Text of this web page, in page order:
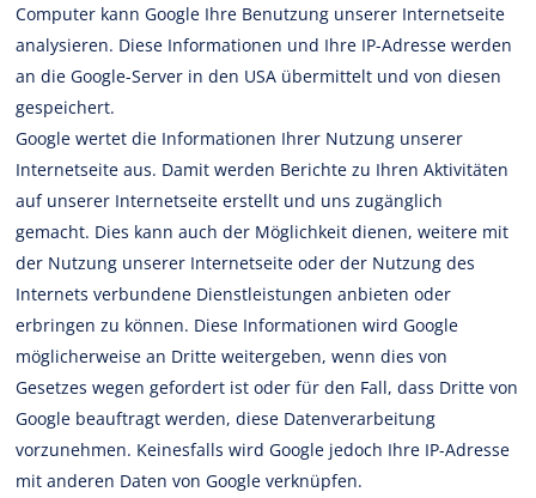
Computer kann Google Ihre Benutzung unserer Internetseite
analysieren. Diese Informationen und Ihre IP-Adresse werden
an die Google-Server in den USA übermittelt und von diesen
gespeichert.
Google wertet die Informationen Ihrer Nutzung unserer
Internetseite aus. Damit werden Berichte zu Ihren Aktivitäten
auf unserer Internetseite erstellt und uns zugänglich
gemacht. Dies kann auch der Möglichkeit dienen, weitere mit
der Nutzung unserer Internetseite oder der Nutzung des
Internets verbundene Dienstleistungen anbieten oder
erbringen zu können. Diese Informationen wird Google
möglicherweise an Dritte weitergeben, wenn dies von
Gesetzes wegen gefordert ist oder für den Fall, dass Dritte von
Google beauftragt werden, diese Datenverarbeitung
vorzunehmen. Keinesfalls wird Google jedoch Ihre IP-Adresse
mit anderen Daten von Google verknüpfen.